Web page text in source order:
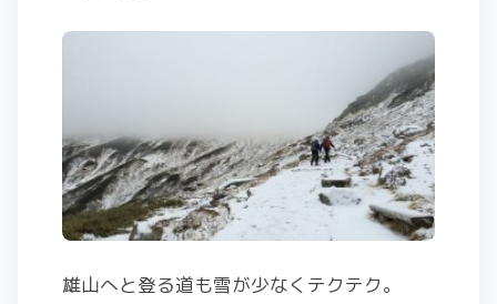
雄山へと登る道も雪が少なくテクテク。